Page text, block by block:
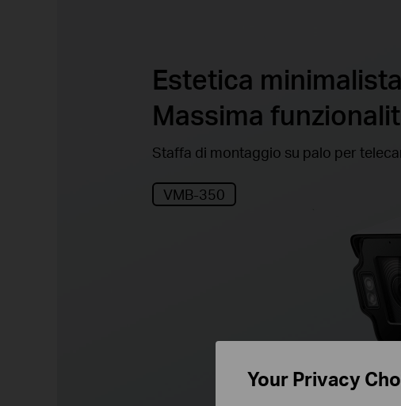
Estetica
Massima
Staffa di montaggio su palo per
VMB-350
Your Privacy